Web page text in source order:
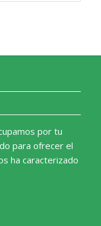
por tu
para ofrecer el
ha caracterizado